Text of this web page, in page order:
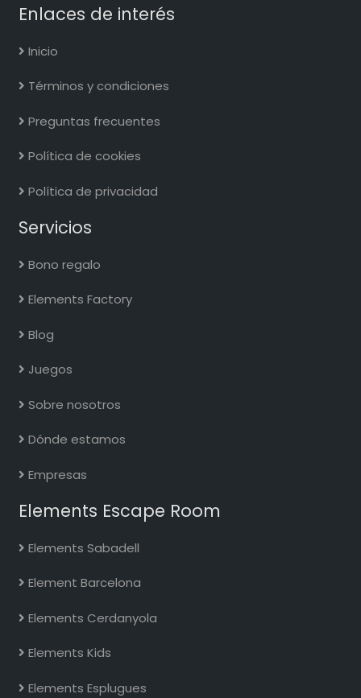
Enlaces de interés
Inicio
Términos y condiciones
Preguntas frecuentes
Política de cookies
Política de privacidad
Servicios
Bono regalo
Elements Factory
Blog
Juegos
Sobre nosotros
Dónde estamos
Empresas
Elements Escape Room
Elements Sabadell
Element Barcelona
Elements Cerdanyola
Elements Kids
Elements Esplugues